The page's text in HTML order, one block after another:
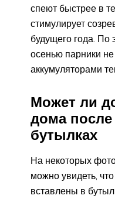
спеют быстрее в
стимулирует
будущего года. По
осенью парники не
аккумуляторами
Может ли
дома
бутылках
На некоторых
можно увидеть,
вставлены в